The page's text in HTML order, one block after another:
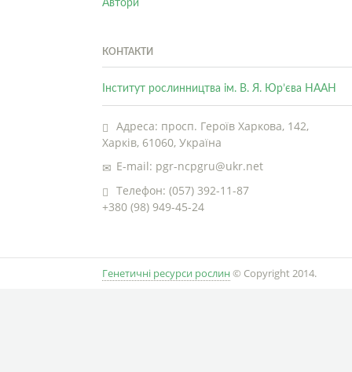
Автори
КОНТАКТИ
Інститут рослинництва ім. В. Я. Юр’єва НААН
Адреса: просп. Героїв Харкова, 142,
Харків, 61060, Україна
E-mail: pgr-ncpgru@ukr.net
Телефон: (057) 392-11-87
+380 (98) 949-45-24
Генетичні ресурси рослин © Copyright 2014.